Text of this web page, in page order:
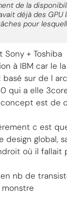
de la
déjà des GPU
pour
+ Toshiba
à IBM car le
sur de l
qui a elle
est de
c est
design global,
où il fallait
nb de